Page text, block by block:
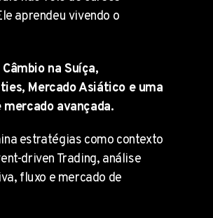
aprendeu vivendo o
Câmbio na Suíça,
Mercado Asiático e uma
avançada.
estratégias como contexto
driven Trading, análise
fluxo e mercado de